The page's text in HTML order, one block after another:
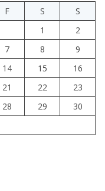
F S
S
1
2
7 8
9
14 15
16
21 22
23
28 29
30